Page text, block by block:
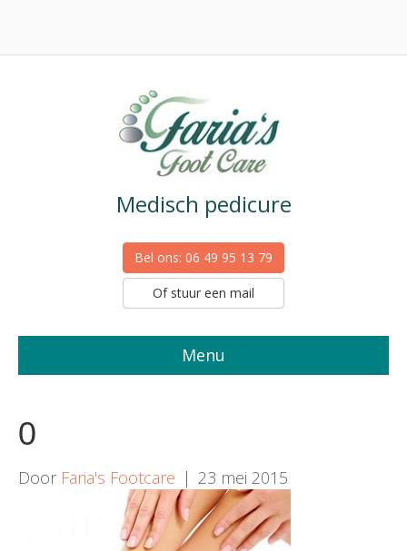
Medisch pedicure
Bel ons: 06 49 95 13 79
Of stuur een mail
Menu
0
Door Faria's Footcare | 23 mei 2015